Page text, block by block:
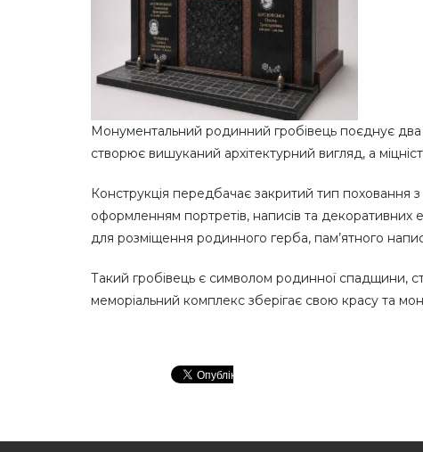
Монументальний родинний гробівець поєднує два
створює вишуканий архітектурний вигляд, а
Конструкція передбачає закритий тип поховання
оформленням портретів, написів та декоративних
для розміщення родинного герба, пам’ятного
Такий гробівець є символом родинної спадщини,
меморіальний комплекс зберігає свою красу та